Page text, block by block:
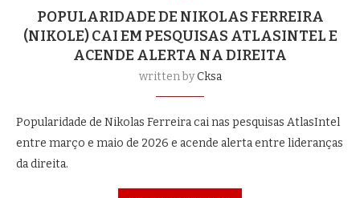
POPULARIDADE DE NIKOLAS FERREIRA
(NIKOLE) CAI EM PESQUISAS ATLASINTEL E
ACENDE ALERTA NA DIREITA
written byCksa
Popularidade de Nikolas Ferreira cai nas pesquisas AtlasIntel
entre março e maio de 2026 e acende alerta entre lideranças
da direita.